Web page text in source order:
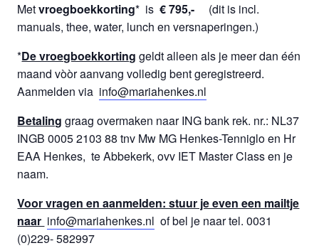
Metvroegboekkorting* is€ 795,- (dit is incl.
manuals, thee, water, lunch en versnaperingen.)
*De vroegboekkorting geldt alleen als je meer dan één
maand vòòr aanvang volledig bent geregistreerd.
Aanmelden via info@mariahenkes.nl
Betaling graag overmaken naar ING bank rek. nr.: NL37
INGB 0005 2103 88 tnv Mw MG Henkes-Tenniglo en Hr
EAA Henkes, te Abbekerk, ovv IET Master Class en je
naam.
Voor vragen en aanmelden: stuur je even een mailtje
naar info@mariahenkes.nl of bel je naar tel. 0031
(0)229- 582997